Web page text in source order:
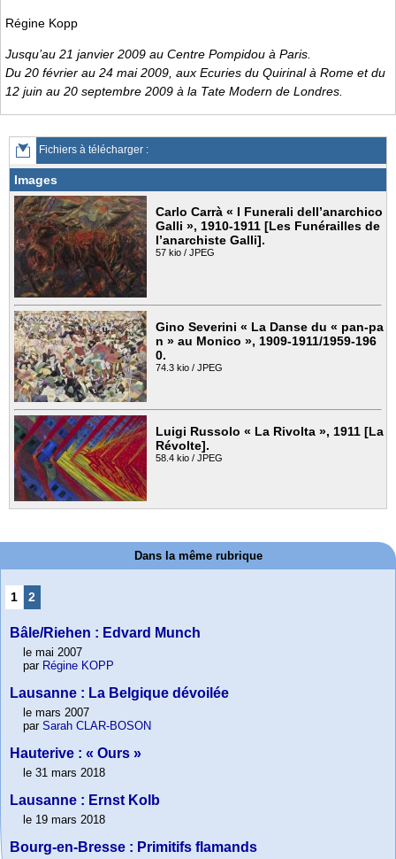
Régine Kopp
Jusqu’au 21 janvier 2009 au Centre Pompidou à Paris.
Du 20 février au 24 mai 2009, aux Ecuries du Quirinal à Rome et du
12 juin au 20 septembre 2009 à la Tate Modern de Londres.
Fichiers à télécharger :
Images
Carlo Carrà « I Funerali dell’anarchico
Galli », 1910-1911 [Les Funérailles de
l’anarchiste Galli].
57 kio / JPEG
Gino Severini « La Danse du « pan-pa
n » au Monico », 1909-1911/1959-196
0.
74.3 kio / JPEG
Luigi Russolo « La Rivolta », 1911 [La
Révolte].
58.4 kio / JPEG
Dans la même rubrique
1 2
Bâle/Riehen : Edvard Munch
le mai 2007
par Régine KOPP
Lausanne : La Belgique dévoilée
le mars 2007
par Sarah CLAR-BOSON
Hauterive : « Ours »
le 31 mars 2018
Lausanne : Ernst Kolb
le 19 mars 2018
Bourg-en-Bresse : Primitifs flamands